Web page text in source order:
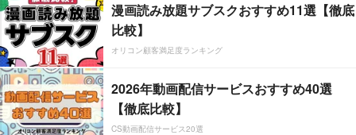
漫画読み放題サブスクおすすめ11選【徹底
比較】
オリコン顧客満足度ランキング
2026年動画配信サービスおすすめ40選
【徹底比較】
CS動画配信サービス20選